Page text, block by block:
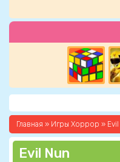
Главная » Игры Хоррор » Evil
Evil Nun